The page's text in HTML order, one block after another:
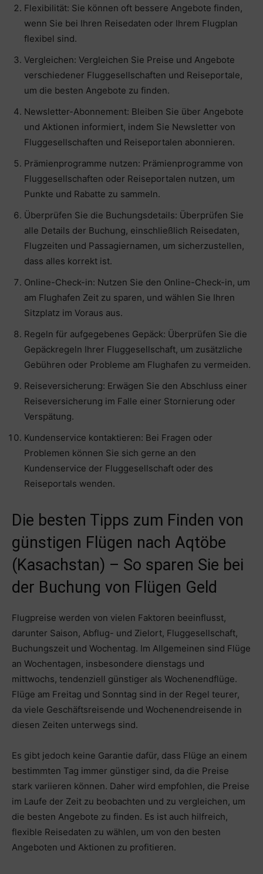
Flexibilität: Sie können oft bessere Angebote finden,
wenn Sie bei Ihren Reisedaten oder Ihrem Flugplan
flexibel sind.
Vergleichen: Vergleichen Sie Preise und Angebote
verschiedener Fluggesellschaften und Reiseportale,
um die besten Angebote zu finden.
Newsletter-Abonnement: Bleiben Sie über Angebote
und Aktionen informiert, indem Sie Newsletter von
Fluggesellschaften und Reiseportalen abonnieren.
Prämienprogramme nutzen: Prämienprogramme von
Fluggesellschaften oder Reiseportalen nutzen, um
Punkte und Rabatte zu sammeln.
Überprüfen Sie die Buchungsdetails: Überprüfen Sie
alle Details der Buchung, einschließlich Reisedaten,
Flugzeiten und Passagiernamen, um sicherzustellen,
dass alles korrekt ist.
Online-Check-in: Nutzen Sie den Online-Check-in, um
am Flughafen Zeit zu sparen, und wählen Sie Ihren
Sitzplatz im Voraus aus.
Regeln für aufgegebenes Gepäck: Überprüfen Sie die
Gepäckregeln Ihrer Fluggesellschaft, um zusätzliche
Gebühren oder Probleme am Flughafen zu vermeiden.
Reiseversicherung: Erwägen Sie den Abschluss einer
Reiseversicherung im Falle einer Stornierung oder
Verspätung.
Kundenservice kontaktieren: Bei Fragen oder
Problemen können Sie sich gerne an den
Kundenservice der Fluggesellschaft oder des
Reiseportals wenden.
Die besten Tipps zum Finden von
günstigen Flügen nach Aqtöbe
(Kasachstan) – So sparen Sie bei
der Buchung von Flügen Geld
Flugpreise werden von vielen Faktoren beeinflusst,
darunter Saison, Abflug- und Zielort, Fluggesellschaft,
Buchungszeit und Wochentag. Im Allgemeinen sind Flüge
an Wochentagen, insbesondere dienstags und
mittwochs, tendenziell günstiger als Wochenendflüge.
Flüge am Freitag und Sonntag sind in der Regel teurer,
da viele Geschäftsreisende und Wochenendreisende in
diesen Zeiten unterwegs sind.
Es gibt jedoch keine Garantie dafür, dass Flüge an einem
bestimmten Tag immer günstiger sind, da die Preise
stark variieren können. Daher wird empfohlen, die Preise
im Laufe der Zeit zu beobachten und zu vergleichen, um
die besten Angebote zu finden. Es ist auch hilfreich,
flexible Reisedaten zu wählen, um von den besten
Angeboten und Aktionen zu profitieren.